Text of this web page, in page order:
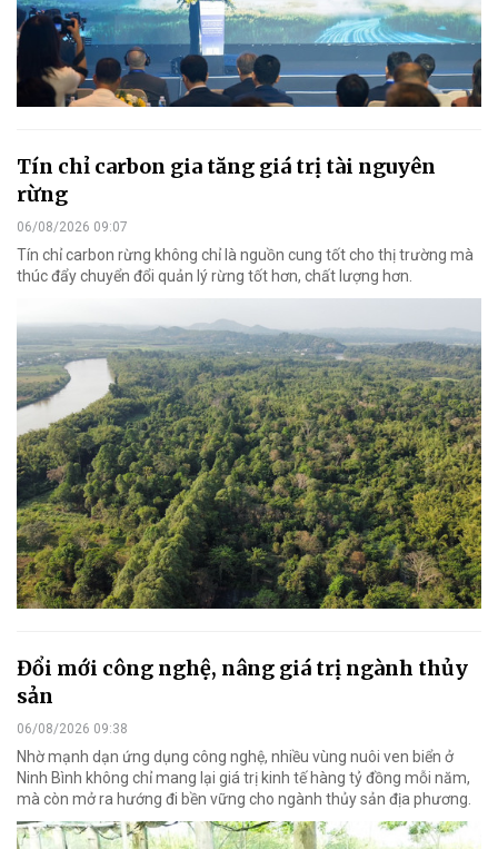
Tín chỉ carbon gia tăng giá trị tài nguyên
rừng
06/08/2026 09:07
Tín chỉ carbon rừng không chỉ là nguồn cung tốt cho thị trường mà
thúc đẩy chuyển đổi quản lý rừng tốt hơn, chất lượng hơn.
Đổi mới công nghệ, nâng giá trị ngành thủy
sản
06/08/2026 09:38
Nhờ mạnh dạn ứng dụng công nghệ, nhiều vùng nuôi ven biển ở
Ninh Bình không chỉ mang lại giá trị kinh tế hàng tỷ đồng mỗi năm,
mà còn mở ra hướng đi bền vững cho ngành thủy sản địa phương.